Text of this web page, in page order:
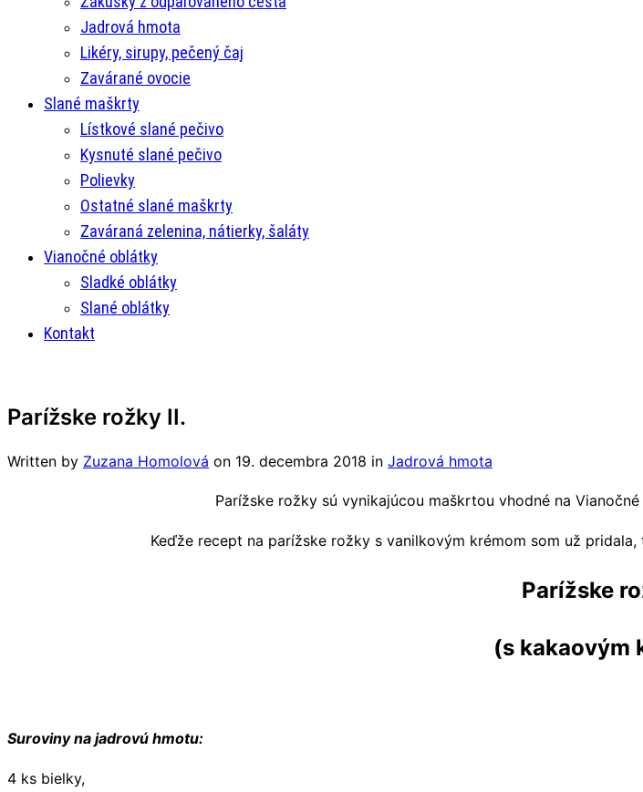
Jadrová hmota
Likéry, sirupy, pečený čaj
Zavárané ovocie
Slané maškrty
Lístkové slané pečivo
Kysnuté slané pečivo
Polievky
Ostatné slané maškrty
Zaváraná zelenina, nátierky, šaláty
Vianočné oblátky
Sladké oblátky
Slané oblátky
Kontakt
Parížske rožky II.
Written by Zuzana Homolová on 19. decembra 2018 in Jadrová hmota
Parížske rožky sú vynikajúcou maškrtou vhodné na
Keďže recept na parížske rožky s vanilkovým krémom som už
Parížske
(s kakaovým
Suroviny na jadrovú hmotu:
4 ks bielky,